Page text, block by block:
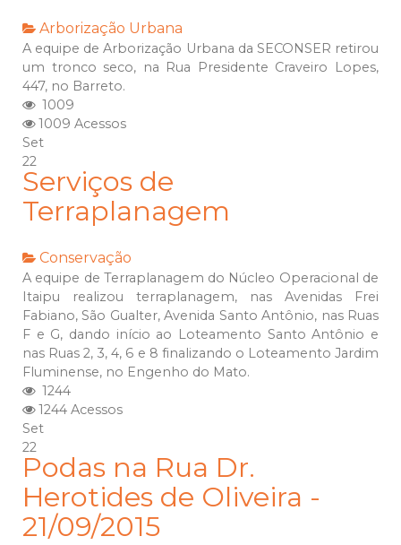
Arborização Urbana
A equipe de Arborização Urbana da SECONSER retirou
um tronco seco, na Rua Presidente Craveiro Lopes,
447, no Barreto.
1009
1009 Acessos
Set
22
Serviços de
Terraplanagem
Conservação
A equipe de Terraplanagem do Núcleo Operacional de
Itaipu realizou terraplanagem, nas Avenidas Frei
Fabiano, São Gualter, Avenida Santo Antônio, nas Ruas
F e G, dando início ao Loteamento Santo Antônio e
nas Ruas 2, 3, 4, 6 e 8 finalizando o Loteamento Jardim
Fluminense, no Engenho do Mato.
1244
1244 Acessos
Set
22
Podas na Rua Dr.
Herotides de Oliveira -
21/09/2015